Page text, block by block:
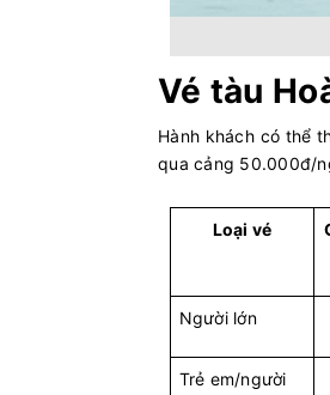
Vé tàu
Hành khách có thể
qua cảng 50.000đ/
Loại vé
Người lớn
Trẻ em/người